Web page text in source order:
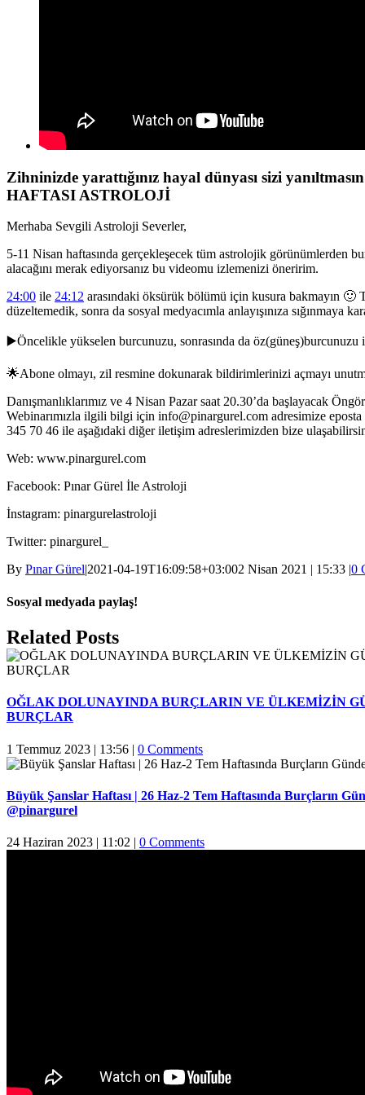
Zihninizde yarattığınız hayal dünyası sizi
HAFTASI ASTROLOJİ
Merhaba Sevgili Astroloji Severler,
5-11 Nisan haftasında gerçekleşecek tüm astrolojik görünümlerden
alacağını merak ediyorsanız bu videomu izlemenizi öneririm.
24:00 ile 24:12 arasındaki öksürük bölümü için kusura bakmayın 🙂
düzeltemedik, sonra da sosyal medyacımla anlayışınıza sığınmaya
▶️Öncelikle yükselen burcunuzu, sonrasında da öz(güneş)burcunuzu
🌟Abone olmayı, zil resmine dokunarak bildirimlerinizi açmayı
Danışmanlıklarımız ve 4 Nisan Pazar saat 20.30’da başlayacak
Webinarımızla ilgili bilgi için info@pinargurel.com adresimize
345 70 46 ile aşağıdaki diğer iletişim adreslerimizden bize
Web: www.pinargurel.com
Facebook: Pınar Gürel İle Astroloji
İnstagram: pinargurelastroloji
Twitter: pinargurel_
By Pınar Gürel|2021-04-19T16:09:58+03:002 Nisan 2021 | 15:33 |0
Sosyal medyada paylaş!
Facebook
Twitter
Reddit
LinkedIn
WhatsApp
Pinterest
Email
Related Posts
OĞLAK DOLUNAYINDA BURÇLARIN VE ÜLKEMİZİN
BURÇLAR
1 Temmuz 2023 | 13:56 | 0 Comments
Büyük Şanslar Haftası | 26 Haz-2 Tem Haftasında Burçların
@pinargurel
24 Haziran 2023 | 11:02 | 0 Comments